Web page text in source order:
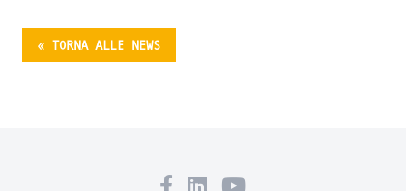
« TORNA ALLE NEWS